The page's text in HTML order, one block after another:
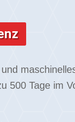
500 Tage im